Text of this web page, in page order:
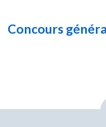
Concours